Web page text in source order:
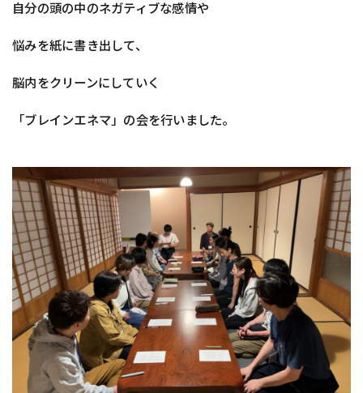
自分の頭の中のネガティブな感情や
悩みを紙に書き出して、
脳内をクリーンにしていく
「ブレインエネマ」の会を行いました。